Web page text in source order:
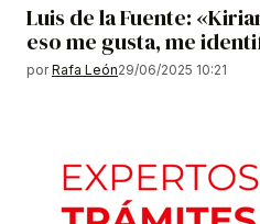
Luis de la Fuente:
eso me gusta, me
por Rafa León29/06/2025 10:21